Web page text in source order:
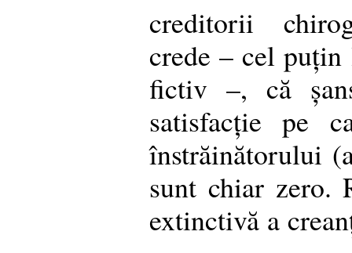
creditorii
crede – cel
fictiv –, că
satisfacție pe
înstrăinătorului
sunt chiar zero.
extinctivă a